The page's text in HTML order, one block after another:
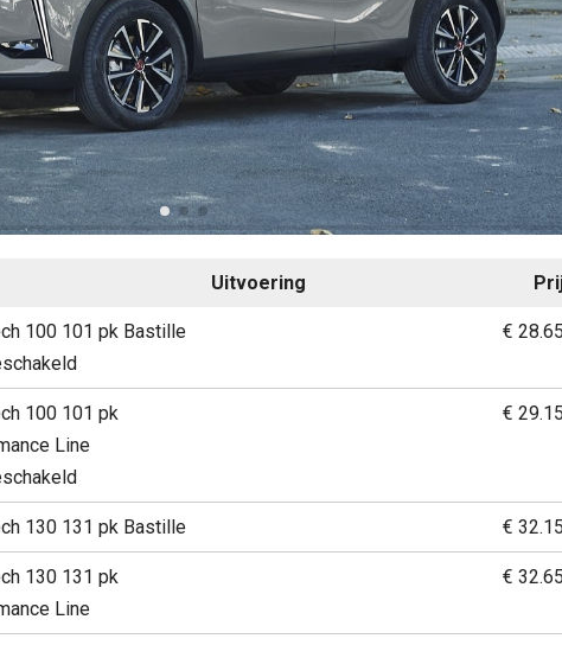
Uitvoering
100 101 pk Bastille
€
100 101 pk
Line
€
130 131 pk Bastille €
130 131 pk
Line
€